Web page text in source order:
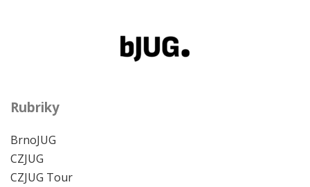
Rubriky
BrnoJUG
CZJUG
CZJUG Tour